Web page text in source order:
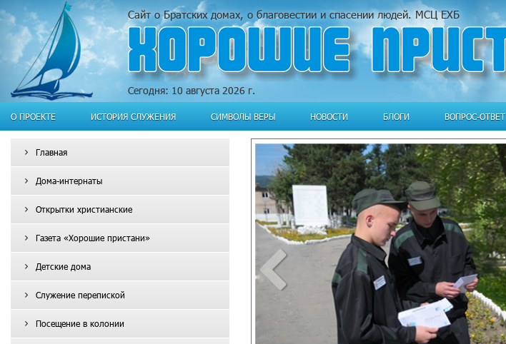
Сайт о Братских домах, о благовестии и спасении людей. МСЦ ЕХБ
Сегодня: 10 августа 2026 г.
О ПРОЕКТЕ ИСТОРИЯ СЛУЖЕНИЯ СИМВОЛЫ ВЕРЫ НОВОСТИ БЛОГИ ВОПРОС-ОТВЕТ
Главная
Дома-интернаты
Открытки христианские
Газета «Хорошие пристани»
Детские дома
Служение перепиской
Посещение в колонии
ТВОЯ МОЛИТВЕННАЯ
УЧАСТИЕ!